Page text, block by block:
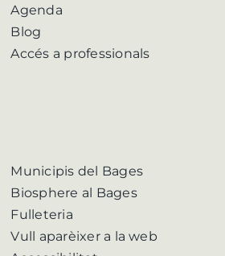
Agenda
Blog
Accés a professionals
Municipis del Bages
Biosphere al Bages
Fulleteria
Vull aparèixer a la web